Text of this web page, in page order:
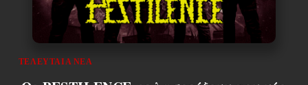
ΤΕΛΕΥΤΑΊΑ ΝΈΑ